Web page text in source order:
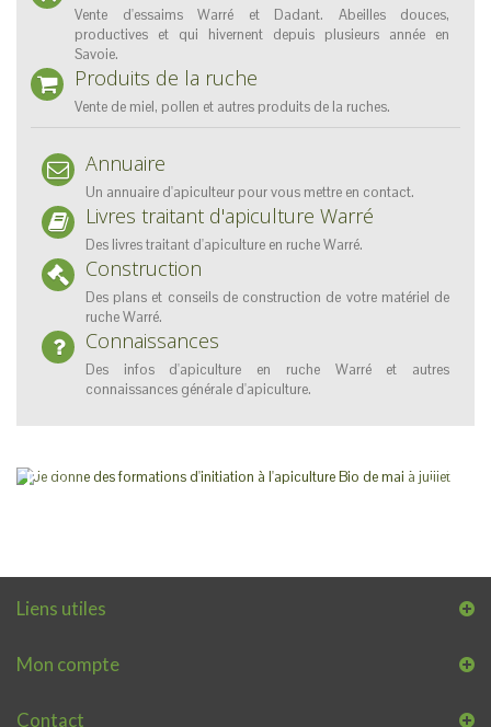
Vente d'essaims Warré et Dadant. Abeilles douces,
productives et qui hivernent depuis plusieurs année en
Savoie.
Produits de la ruche
Vente de miel, pollen et autres produits de la ruches.
Annuaire
Un annuaire d'apiculteur pour vous mettre en contact.
Livres traitant d'apiculture Warré
Des livres traitant d'apiculture en ruche Warré.
Construction
Des plans et conseils de construction de votre matériel de
ruche Warré.
Connaissances
Des infos d'apiculture en ruche Warré et autres
connaissances générale d'apiculture.
VOIR !
Liens utiles
Mon compte
Contact